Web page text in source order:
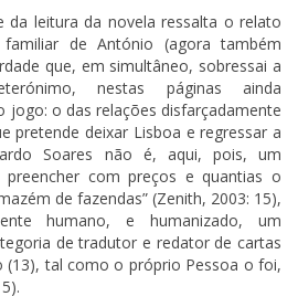
da leitura da novela ressalta o relato
de António (agora também
que, em simultâneo, sobressai a
nestas páginas ainda
o das relações disfarçadamente
pretende deixar Lisboa e regressar a
Soares não é, aqui, pois, um
com preços e quantias o
de fazendas” (Zenith, 2003: 15),
humano, e humanizado, um
de tradutor e redator de cartas
(13), tal como o próprio Pessoa o foi,